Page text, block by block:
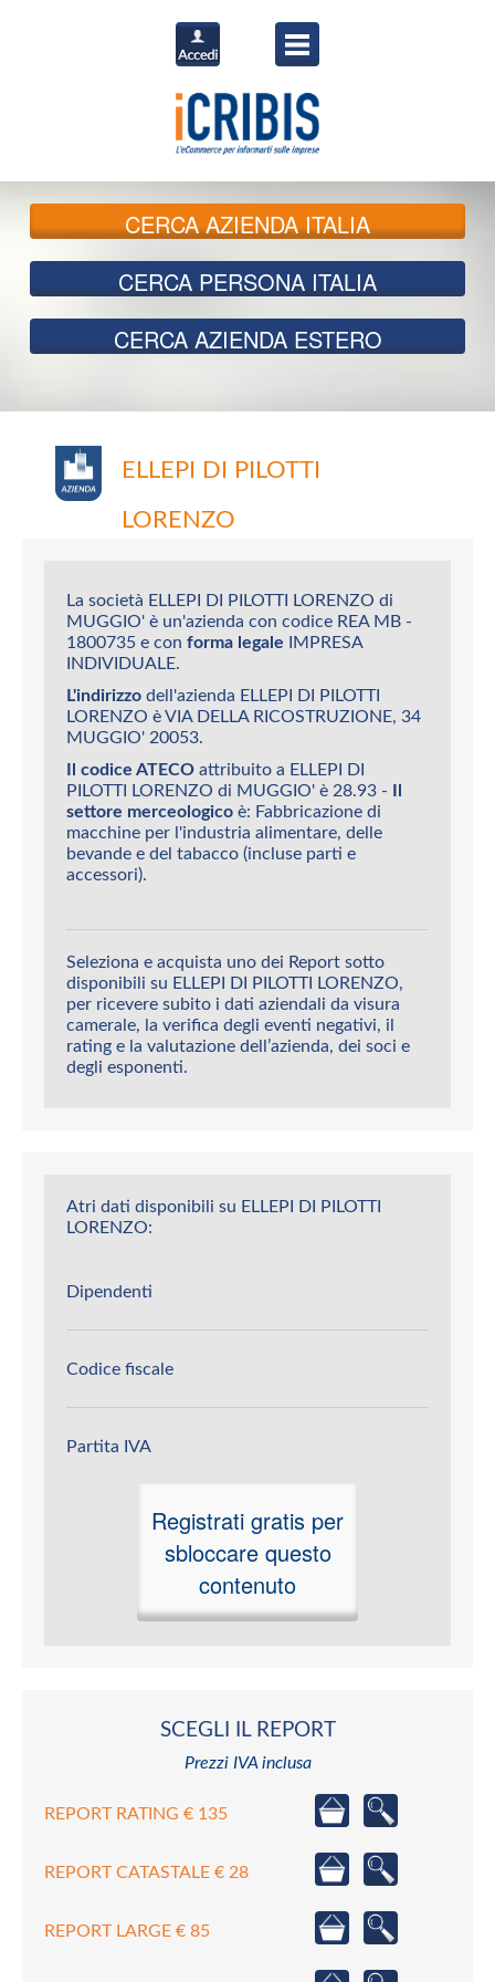
CERCAAZIENDA ITALIA
CERCA PERSONA ITALIA
CERCA AZIENDA ESTERO
ELLEPI DI PILOTTI
LORENZO
La società ELLEPI DI PILOTTI LORENZO di
MUGGIO' è un'azienda con codice REA MB -
1800735 e con forma legale IMPRESA
INDIVIDUALE.
L'indirizzo dell'azienda ELLEPI DI PILOTTI
LORENZO è VIA DELLA RICOSTRUZIONE, 34
MUGGIO' 20053.
Il codice ATECO attribuito a ELLEPI DI
PILOTTI LORENZO di MUGGIO' è 28.93 - Il
settore merceologico è: Fabbricazione di
macchine per l'industria alimentare, delle
bevande e del tabacco (incluse parti e
accessori).
Seleziona e acquista uno dei Report sotto
disponibili su ELLEPI DI PILOTTI LORENZO,
per ricevere subito i dati aziendali da visura
camerale, la verifica degli eventi negativi, il
rating e la valutazione dell’azienda, dei soci e
degli esponenti.
Atri dati disponibili su ELLEPI DI PILOTTI
LORENZO:
Dipendenti
Codice fiscale
Partita IVA
Registrati gratis per
sbloccare questo
contenuto
SCEGLI IL REPORT
Prezzi IVA inclusa
REPORT RATING € 135
REPORT CATASTALE € 28
REPORT LARGE € 85